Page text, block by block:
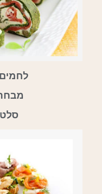
לחמים
מבחר
סלטי